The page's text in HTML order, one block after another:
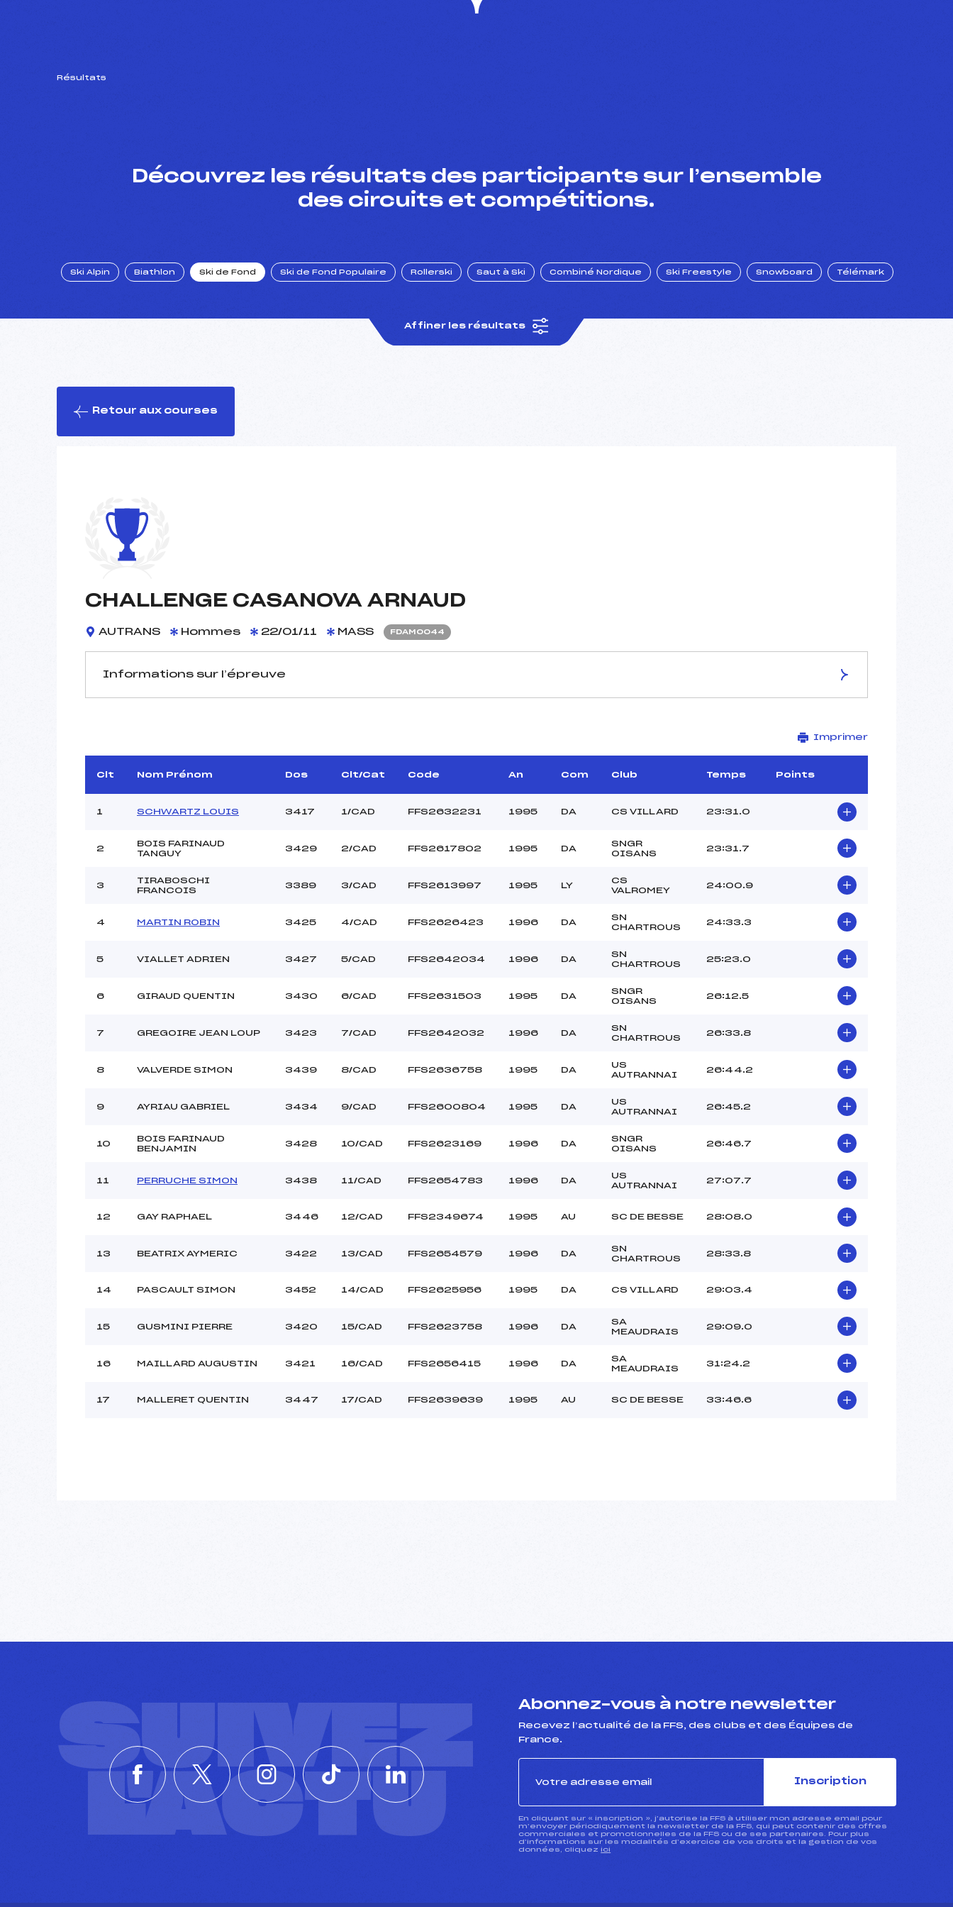
Résultats
Découvrez les résultats des participants sur l’ensemble
des circuits et compétitions.
Ski Alpin Biathlon Ski de Fond Ski de Fond Populaire Rollerski Saut à Ski Combiné Nordique Ski Freestyle Snowboard Télémark
Affiner les résultats
Retour aux courses
CHALLENGE CASANOVA ARNAUD
AUTRANS Hommes 22/01/11 MASS FDAM0044
Informations sur l’épreuve
D.T Adjoint :
–
Dir. Epreuve :
MARGUET PATRICK (DA)
CHAMPIONNAT DE FRANCE
Distance :
10 km
Point Haut :
Pénalité appliquée :
–
Imprimer
Clt Nom Prénom Dos Clt/Cat Code An Com Club Temps Points
1 SCHWARTZ LOUIS 3417 1/CAD FFS2632231 1995 DA CS VILLARD 23:31.0
2
BOIS FARINAUD
TANGUY
3429 2/CAD FFS2617802 1995 DA
SNGR
OISANS
23:31.7
3
TIRABOSCHI
FRANCOIS
3389 3/CAD FFS2613997 1995 LY
CS
VALROMEY
24:00.9
4 MARTIN ROBIN 3425 4/CAD FFS2626423 1996 DA
SN
CHARTROUS
24:33.3
5 VIALLET ADRIEN 3427 5/CAD FFS2642034 1996 DA
SN
CHARTROUS
25:23.0
6 GIRAUD QUENTIN 3430 6/CAD FFS2631503 1995 DA
SNGR
OISANS
26:12.5
7 GREGOIRE JEAN LOUP 3423 7/CAD FFS2642032 1996 DA
SN
CHARTROUS
26:33.8
8 VALVERDE SIMON 3439 8/CAD FFS2636758 1995 DA
US
AUTRANNAI
26:44.2
9 AYRIAU GABRIEL 3434 9/CAD FFS2600804 1995 DA
US
AUTRANNAI
26:45.2
10
BOIS FARINAUD
BENJAMIN
3428 10/CAD FFS2623169 1996 DA
SNGR
OISANS
26:46.7
11 PERRUCHE SIMON 3438 11/CAD FFS2654783 1996 DA
US
AUTRANNAI
27:07.7
12 GAY RAPHAEL 3446 12/CAD FFS2349674 1995 AU SC DE BESSE 28:08.0
13 BEATRIX AYMERIC 3422 13/CAD FFS2654579 1996 DA
SN
CHARTROUS
28:33.8
14 PASCAULT SIMON 3452 14/CAD FFS2625956 1995 DA CS VILLARD 29:03.4
15 GUSMINI PIERRE 3420 15/CAD FFS2623758 1996 DA
SA
MEAUDRAIS
29:09.0
16 MAILLARD AUGUSTIN 3421 16/CAD FFS2656415 1996 DA
SA
MEAUDRAIS
31:24.2
17 MALLERET QUENTIN 3447 17/CAD FFS2639639 1995 AU SC DE BESSE 33:46.6
SUIVEZ
L'ACTU
Abonnez-vous à notre newsletter
Recevez l’actualité de la FFS, des clubs et des Équipes de
France.
Inscription
En cliquant sur « inscription », j’autorise la FFS à utiliser mon adresse email pour
m’envoyer périodiquement la newsletter de la FFS, qui peut contenir des offres
commerciales et promotionnelles de la FFS ou de ses partenaires. Pour plus
d’informations sur les modalités d’exercice de vos droits et la gestion de vos
données, cliquez ici